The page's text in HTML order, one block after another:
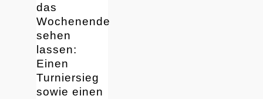
das
Wochenende
sehen
lassen:
Einen
Turniersieg
sowie einen